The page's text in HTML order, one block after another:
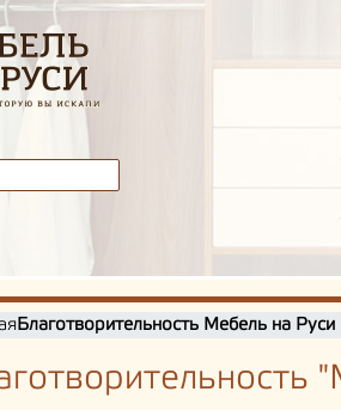
Благотворительность Мебель на Руси